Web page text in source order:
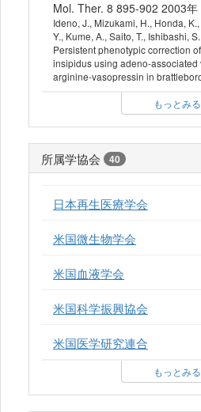
Mol. Ther. 8 895-902 2003年
Ideno, J., Mizukami, H., Honda,
Y., Kume, A., Saito, T., Ishibashi,
Persistent phenotypic correction
insipidus using adeno-associated
arginine-vasopressin in
もっとみる
所属学協会 40
日本再生医療学会
米国微生物学会
米国血液学会
米国科学振興協会
米国医学研究連合
もっとみる